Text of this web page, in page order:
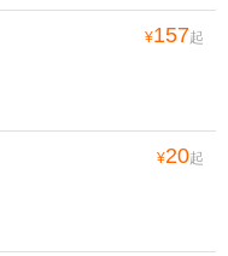
¥157起
¥20起